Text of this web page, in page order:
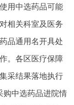
用中选药品可能
相关科室及医务
品通用名开具处
。各区医疗保障
采结果落地执行
购中选药品进院情